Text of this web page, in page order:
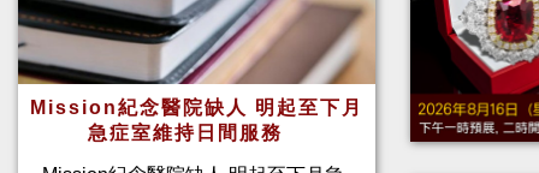
Mission紀念醫院缺人 明起至下月
急症室維持日間服務